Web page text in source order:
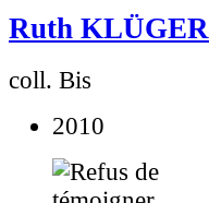
Ruth KLÜGER
coll. Bis
2010